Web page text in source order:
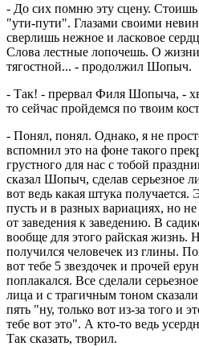
- До сих помню эту сцену. Стоишь
"ути-пути". Глазами своими
сверлишь нежное и ласковое
Слова лестные лопочешь. О жизни
тягостной... - продолжил Шопыч.
- Так! - прервал Филя Шопыча, -
то сейчас пройдемся по твоим
- Понял, понял. Однако, я не
вспомнил это на фоне такого
грустного для нас с тобой
сказал Шопыч, сделав серьезное
вот ведь какая штука получается.
пусть и в разных вариациях, но не
от заведения к заведению. В
вообще для этого райская жизнь.
получился человечек из глины.
вот тебе 5 звездочек и прочей
поплакался. Все сделали
лица и с трагичным тоном
пять "ну, только вот из-за того и
тебе вот это". А кто-то ведь
Так сказать, творил.